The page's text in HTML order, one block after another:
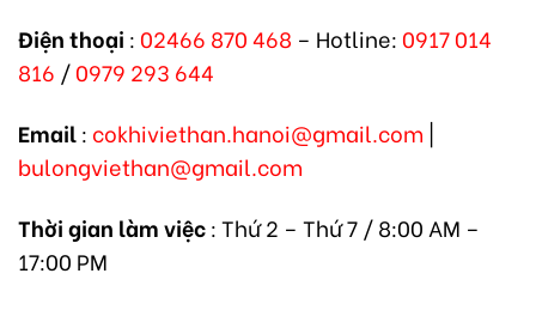
Điện thoại : 02466 870 468 – Hotline: 0917 014
816 /0979 293 644
Email: cokhiviethan.hanoi@gmail.com |
bulongviethan@gmail.com
Thời gian làm việc: Thứ 2 – Thứ 7 / 8:00 AM –
17:00 PM